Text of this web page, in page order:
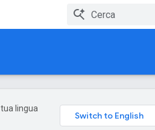
lingua